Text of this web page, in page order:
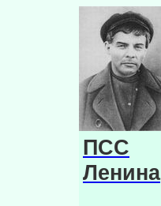
ПСС
Ленина